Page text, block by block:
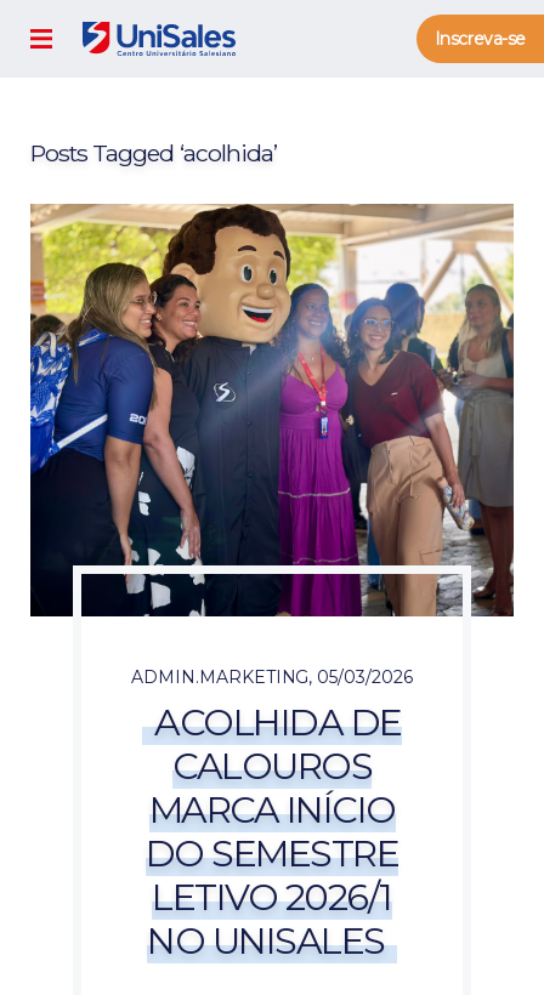
Inscreva-se
Posts Tagged ‘acolhida’
ADMIN.MARKETING, 05/03/2026
ACOLHIDA DE
CALOUROS
MARCA INÍCIO
DO SEMESTRE
LETIVO 2026/1
NO UNISALES